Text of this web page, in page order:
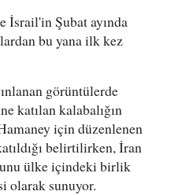
İsrail'in Şubat ayında
bu yana ilk kez
görüntülerde
katılan kalabalığın
için düzenlenen
belirtilirken, İran
ülke içindeki birlik
olarak sunuyor.